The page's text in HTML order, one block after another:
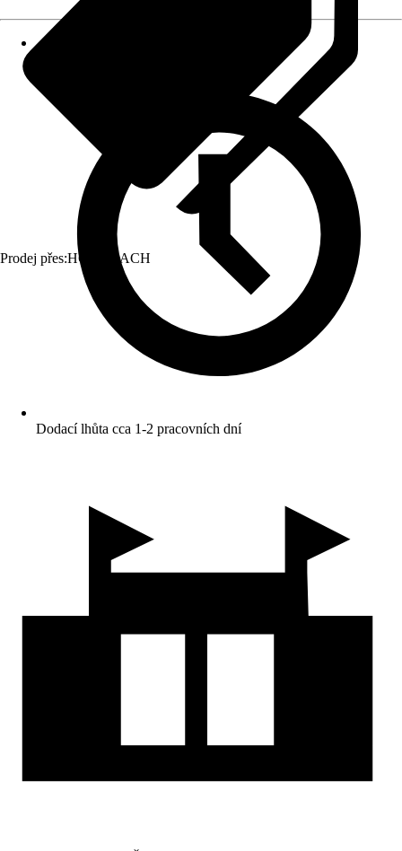
Prodej přes:HORNBACH
Dodací lhůta cca 1-2 pracovních dní